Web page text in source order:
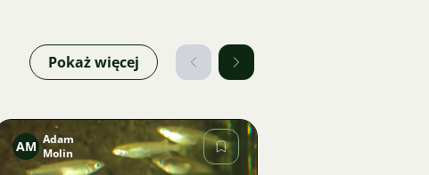
Pokaż więcej
AM Adam
Molin